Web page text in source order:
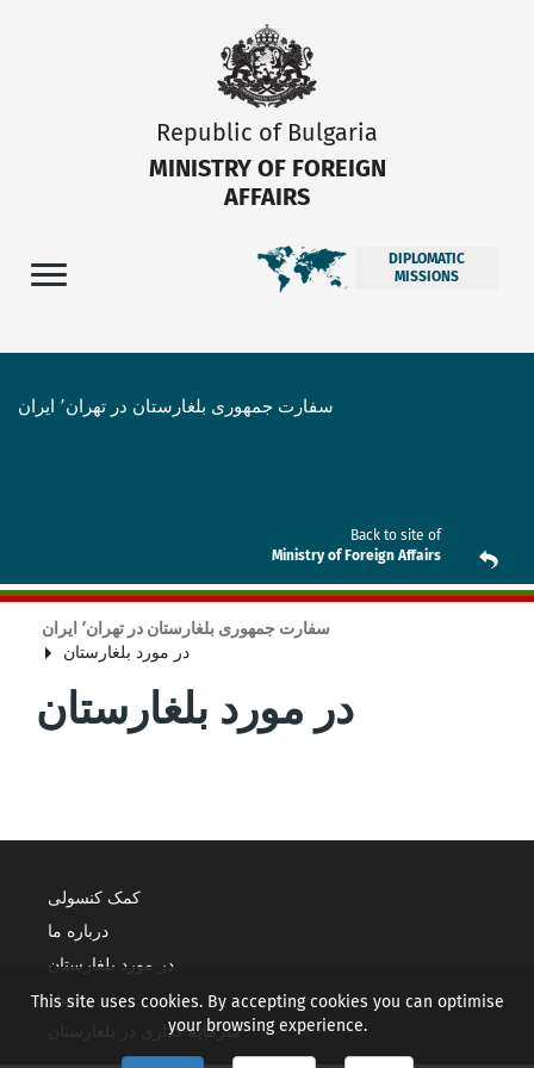
Republic of Bulgaria
MINISTRY OF FOREIGN
AFFAIRS
DIPLOMATIC
MISSIONS
سفارت جمهوری بلغارستان در تهران٬ ایران
Back to site of
Ministry of Foreign Affairs
سفارت جمهوری بلغارستان در تهران٬ ایران
در مورد بلغارستان
در مورد بلغارستان
کمک کنسولی
درباره ما
در مورد بلغارستان
اخبار
سرمایه گذاری در بلغارستان
This site uses cookies. By accepting cookies you can optimise
your browsing experience.